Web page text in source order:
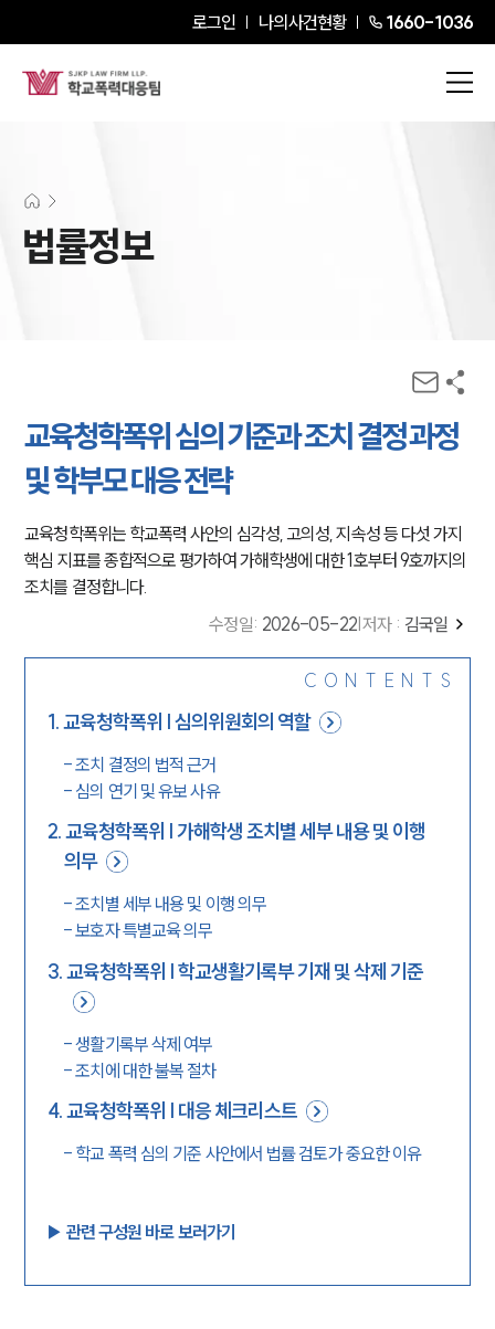
로그인 나의사건현황 1660-1036
법률정보
교육청학폭위 심의 기준과 조치 결정 과정
및 학부모 대응 전략
교육청학폭위는 학교폭력 사안의 심각성, 고의성, 지속성 등 다섯 가지
핵심 지표를 종합적으로 평가하여 가해학생에 대한 1호부터 9호까지의
조치를 결정합니다.
수정일: 2026-05-22 저자 : 김국일
CONTENTS
1.교육청학폭위 | 심의위원회의 역할
-조치 결정의 법적 근거
- 심의 연기 및 유보 사유
2.교육청학폭위 | 가해학생 조치별 세부 내용 및 이행
의무
-조치별 세부 내용 및 이행 의무
-보호자 특별교육 의무
3.교육청학폭위 | 학교생활기록부 기재 및 삭제 기준
-생활기록부 삭제 여부
-조치에 대한 불복 절차
4.교육청학폭위 | 대응 체크리스트
- 학교 폭력 심의 기준 사안에서 법률 검토가 중요한 이유
▶︎ 관련 구성원 바로 보러가기